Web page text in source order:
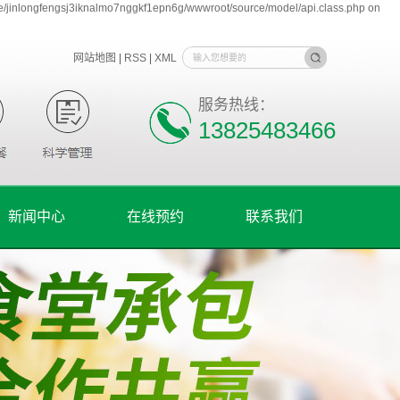
wwwroot/source/model/api.class.php on
网站地图 RSS XML
服务热线：
13825483466
新闻中心
公司新闻
行业资讯
技术资讯
在线预约 联系我们